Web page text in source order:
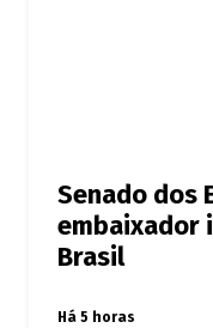
Senado dos
embaixador
Brasil
Há 5 horas